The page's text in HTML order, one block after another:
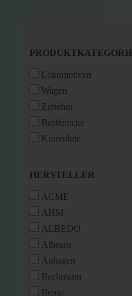
Lokomotiven
Wagen
Zubehör
Bastlerecke
Konvolute
HERSTELLER
HERSTELLER
ACME
AHM
ALBEDO
Athearn
Auhagen
Bachmann
Bemo